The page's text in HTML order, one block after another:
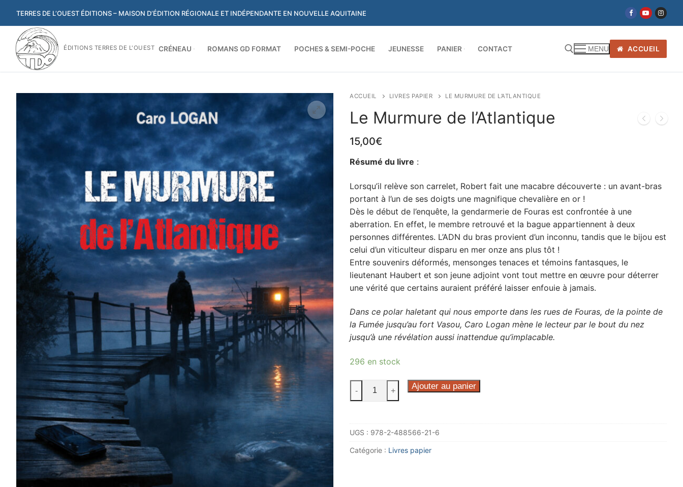
contenu
TERRES DE L’OUEST ÉDITIONS – MAISON D’ÉDITION RÉGIONALE ET INDÉPENDANTE EN NOUVELLE AQUITAINE
ÉDITIONS TERRES DE L'OUEST CRÉNEAU ROMANS GD FORMAT POCHES & SEMI-POCHE JEUNESSE PANIER CONTACT
Rechercher :
MENU ACCUEIL
ACCUEIL LIVRES PAPIER LE MURMURE DE L’ATLANTIQUE
Le Murmure de l’Atlantique
15,00€
Résumé du livre :
Lorsqu’il relève son carrelet, Robert fait une macabre découverte : un avant-bras
portant à l’un de ses doigts une magnifique chevalière en or !
Dès le début de l’enquête, la gendarmerie de Fouras est confrontée à une
aberration. En effet, le membre retrouvé et la bague appartiennent à deux
personnes différentes. L’ADN du bras provient d’un inconnu, tandis que le bijou est
celui d’un viticulteur disparu en mer onze ans plus tôt !
Entre souvenirs déformés, mensonges tenaces et témoins fantasques, le
lieutenant Haubert et son jeune adjoint vont tout mettre en œuvre pour déterrer
une vérité que certains auraient préféré laisser enfouie à jamais.
Dans ce polar haletant qui nous emporte dans les rues de Fouras, de la pointe de
la Fumée jusqu’au fort Vasou, Caro Logan mène le lecteur par le bout du nez
jusqu’à une révélation aussi inattendue qu’implacable.
296 en stock
quantité
de
de
l'Atlantique
- + Ajouter au panier
UGS : 978-2-488566-21-6
Catégorie : Livres papier